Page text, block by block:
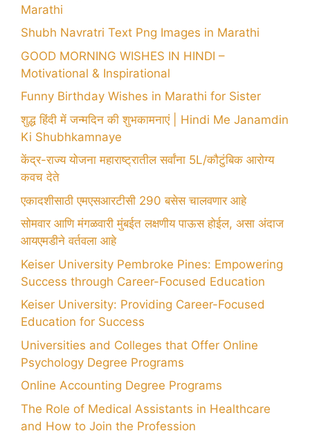
Marathi
Shubh Navratri Text Png Images in Marathi
GOOD MORNING WISHES IN HINDI –
Motivational & Inspirational
Funny Birthday Wishes in Marathi for Sister
शुद्ध हिंदी में जन्मदिन की शुभकामनाएं | Hindi Me Janamdin
Ki Shubhkamnaye
केंद्र-राज्य योजना महाराष्ट्रातील सर्वांना 5L/कौटुंबिक आरोग्य
कवच देते
एकादशीसाठी एमएसआरटीसी 290 बसेस चालवणार आहे
सोमवार आणि मंगळवारी मुंबईत लक्षणीय पाऊस होईल, असा अंदाज
आयएमडीने वर्तवला आहे
Keiser University Pembroke Pines: Empowering
Success through Career-Focused Education
Keiser University: Providing Career-Focused
Education for Success
Universities and Colleges that Offer Online
Psychology Degree Programs
Online Accounting Degree Programs
The Role of Medical Assistants in Healthcare
and How to Join the Profession